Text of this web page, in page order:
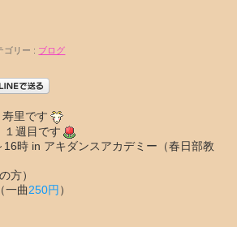
ゴリー : ブログ
里です
１週目です
時 in アキダンスアカデミー（春日部教
方）
（一曲250円 ）